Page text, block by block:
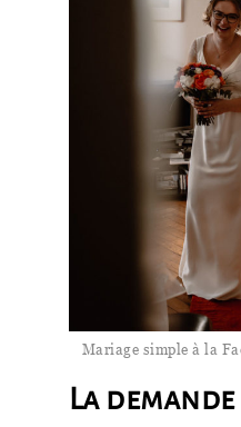
Mariage simple à la
La